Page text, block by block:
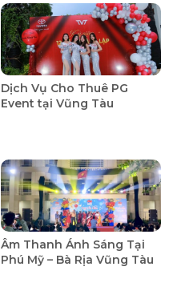
Dịch Vụ Cho Thuê PG
Event tại Vũng Tàu
Âm Thanh Ánh Sáng Tại
Phú Mỹ – Bà Rịa Vũng Tàu